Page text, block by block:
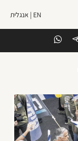
EN | אנגלית